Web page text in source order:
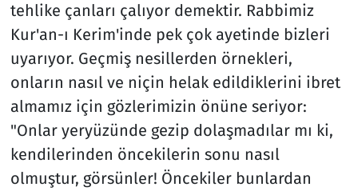
tehlike çanları çalıyor demektir. Rabbimiz
Kur'an-ı Kerim'inde pek çok ayetinde bizleri
uyarıyor. Geçmiş nesillerden örnekleri,
onların nasıl ve niçin helak edildiklerini ibret
almamız için gözlerimizin önüne seriyor:
"Onlar yeryüzünde gezip dolaşmadılar mı ki,
kendilerinden öncekilerin sonu nasıl
olmuştur, görsünler! Öncekiler bunlardan
Teknoloji ve Bilim
Televizyon